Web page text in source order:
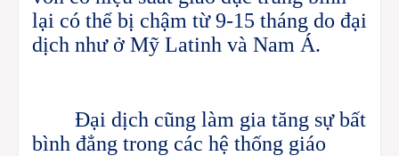
lại có thể bị chậm từ 9-15 tháng do đại
dịch như ở Mỹ Latinh và Nam Á.
Đại dịch cũng làm gia tăng sự bất
bình đẳng trong các hệ thống giáo